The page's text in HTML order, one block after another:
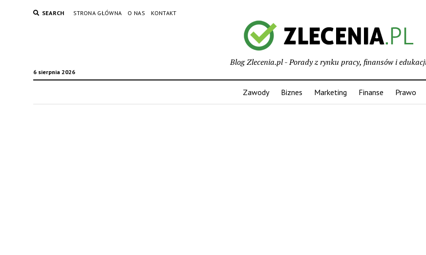
SEARCH STRONA GŁÓWNA O NAS KONTAKT
6 sierpnia 2026
Blog Zlecenia.pl - Porady z rynku pracy, finansów i
Zawody Biznes Marketing Finanse Prawo